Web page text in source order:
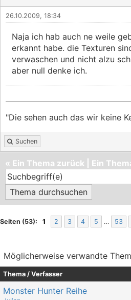
26.10.2009, 18:34
Naja ich hab auch ne weile
erkannt habe. die Texturen
verwaschen und nicht alzu
aber null denke ich.
"Die sehen auch das wir keine
Suchen
« Ein Thema zurück Ein
Seiten (53): 1 2 3 4 5 … 53
Möglicherweise verwandte
Thema / Verfasser
Monster Hunter Reihe